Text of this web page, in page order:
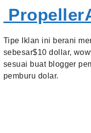
Tipe Iklan ini berani
sebesar$10 dollar,
sesuai buat blogger
pemburu dolar.